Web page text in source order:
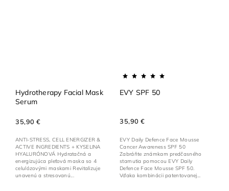
Hydrotherapy Facial Mask
Serum
35,90 €
ANTI-STRESS, CELL ENERGIZER &
ACTIVE INGREDIENTS + KYSELINA
HYALURÓNOVÁ Hydratačná a
energizujúca pleťová maska so 4
celulózovými maskami Revitalizuje
unavenú a stresovanú...
EVY SPF 50
35,90 €
EVY Daily Defence Face Mousse
Cancer Awareness SPF 50
Zabráňte známkam predčasného
starnutia pomocou EVY Daily
Defence Face Mousse SPF 50.
Vďaka kombinácii patentovanej...